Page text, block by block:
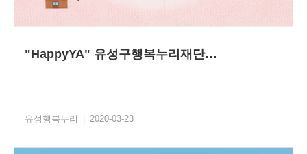
"HappyYA" 유성구행복누리재단…
유성행복누리 2020-03-23